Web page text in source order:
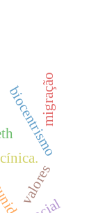
biocentrismo
valores
migração